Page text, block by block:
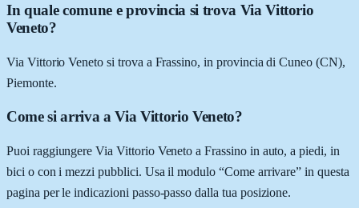
In quale comune e provincia si trova Via Vittorio
Veneto?
Via Vittorio Veneto si trova a Frassino, in provincia di Cuneo (CN),
Piemonte.
Come si arriva a Via Vittorio Veneto?
Puoi raggiungere Via Vittorio Veneto a Frassino in auto, a piedi, in
bici o con i mezzi pubblici. Usa il modulo “Come arrivare” in questa
pagina per le indicazioni passo-passo dalla tua posizione.